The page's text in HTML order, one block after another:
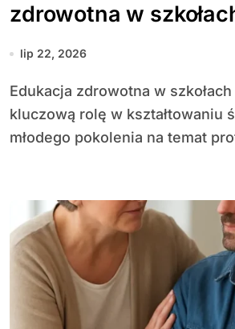
zdrowotna w
lip 22, 2026
Edu­kacja zdrowotna w szkołach odgrywa
kluczową rolę w kształtowaniu
młodego pokolenia na temat